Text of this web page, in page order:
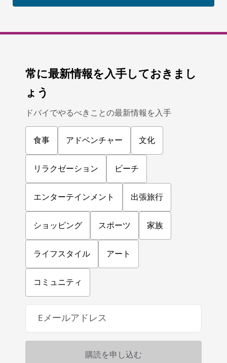
常に最新情報を入手しておきまし
ょう
ドバイでやるべきことの最新情報を入手
食事 アドベンチャー 文化
リラクゼーション ビーチ
エンターテインメント 出張旅行
ショッピング スポーツ 家族
ライフスタイル アート
コミュニティ